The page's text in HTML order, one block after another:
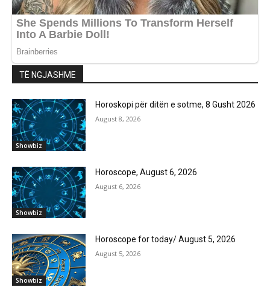
TË NGJASHME
Showbiz
Horoskopi për ditën e sotme, 8 Gusht 2026
August 8, 2026
Showbiz
Horoscope, August 6, 2026
August 6, 2026
Showbiz
Horoscope for today/ August 5, 2026
August 5, 2026